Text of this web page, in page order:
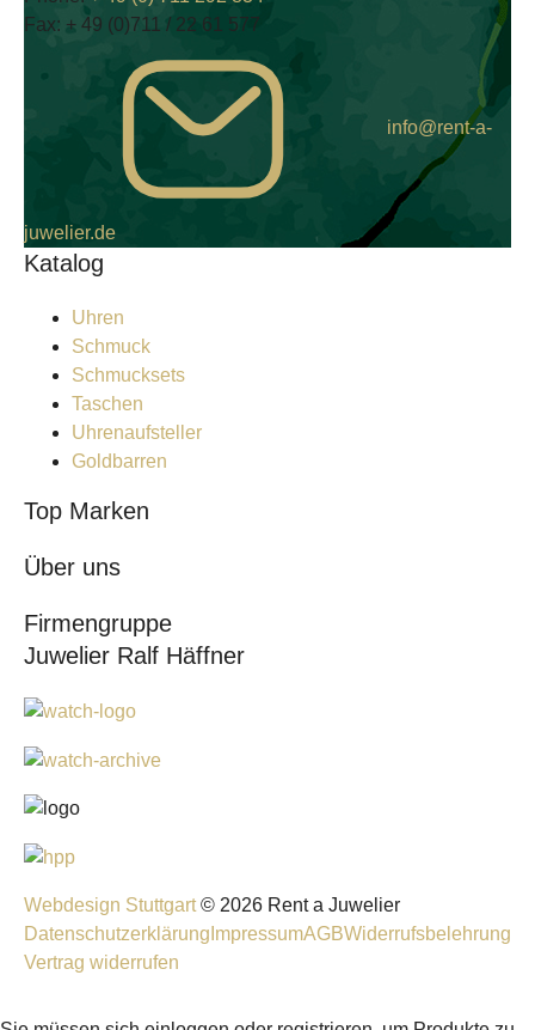
Fax: + 49 (0)711 / 22 61 577
info@rent-a-
juwelier.de
Katalog
Uhren
Schmuck
Schmucksets
Taschen
Uhrenaufsteller
Goldbarren
Top Marken
Über uns
Firmengruppe
Juwelier Ralf Häffner
Webdesign Stuttgart © 2026 Rent a Juwelier
Datenschutzerklärung ImpressumAGBWiderrufsbelehrung
Vertrag widerrufen